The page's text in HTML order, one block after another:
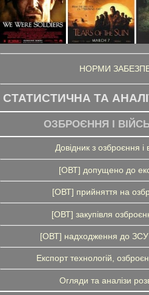
НОРМИ
СТАТИСТИЧНА ТА
ОЗБРОЄННЯ І
Довідник з озброєння і
[ОВТ] допущено до
[ОВТ] прийняття на
[ОВТ] закупівля
[ОВТ] надходження до
Експорт технологій,
Огляди та аналізи